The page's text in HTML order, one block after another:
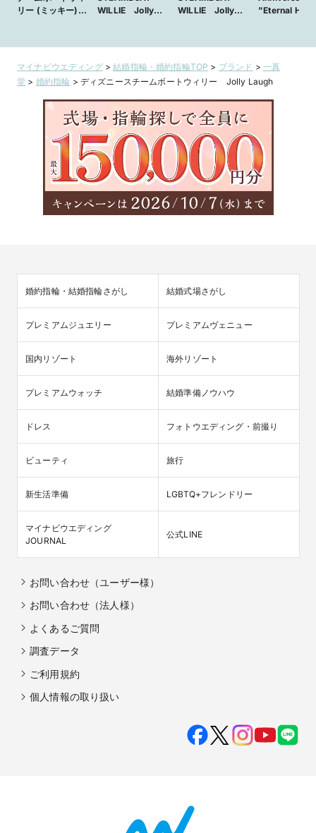
リー (ミッキー)
WILLIE Jholly
Laugh
【JKPLANET銀
座・表参道原宿・
横浜元町・大宮・
名古屋栄・九州】
WILLIE Jolly
WILLIE Jolly
"Eternal
マイナビウエディング>結婚指輪・婚約指輪TOP > ブランド > 一真
堂 > 婚約指輪 > ディズニースチームボートウィリー Jolly Laugh
婚約指輪・結婚指輪さがし 結婚式場さがし
プレミアムジュエリー プレミアムヴェニュー
国内リゾート 海外リゾート
プレミアムウォッチ 結婚準備ノウハウ
ドレス フォトウエディング・前撮り
ビューティ 旅行
新生活準備 LGBTQ+フレンドリー
マイナビウエディング
JOURNAL
公式LINE
お問い合わせ（ユーザー様）
お問い合わせ（法人様）
よくあるご質問
調査データ
ご利用規約
個人情報の取り扱い